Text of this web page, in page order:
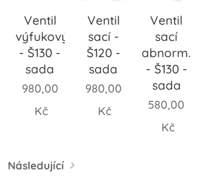
Ventil
výfukový
- Š130 -
sada
980,00
Kč
Ventil
sací -
Š120 -
sada
980,00
Kč
Ventil
sací
abnorm.
- Š130 -
sada
580,00
Kč
Následující